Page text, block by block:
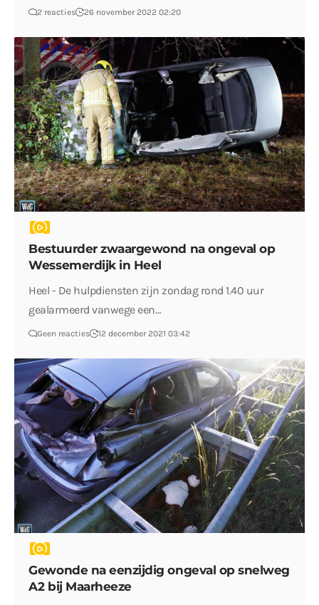
2 reacties 26 november 2022 02:20
Bestuurder zwaargewond na ongeval op
Wessemerdijk in Heel
Heel - De hulpdiensten zijn zondag rond 1.40 uur
gealarmeerd vanwege een…
Geen reacties 12 december 2021 03:42
Gewonde na eenzijdig ongeval op snelweg
A2 bij Maarheeze